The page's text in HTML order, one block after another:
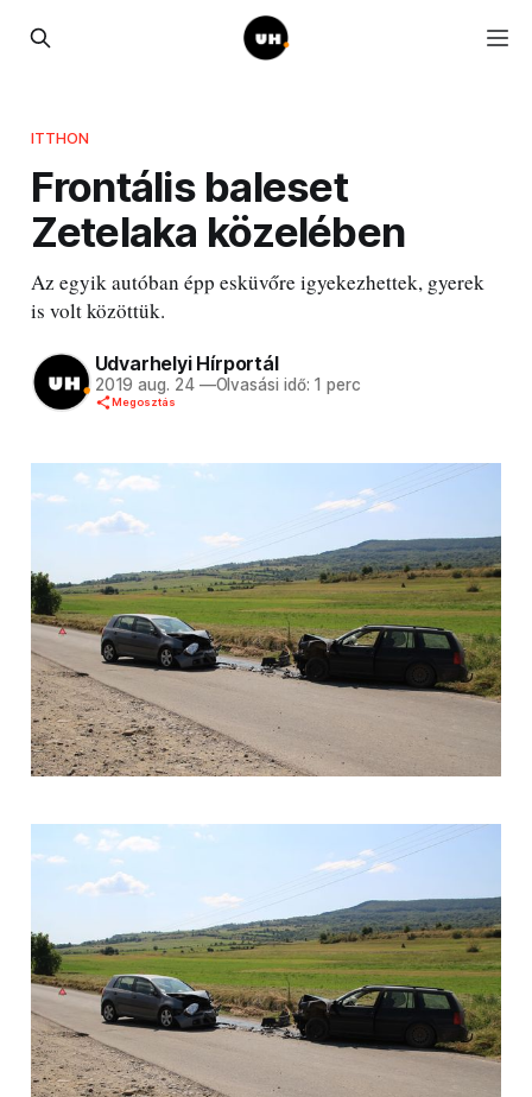
ITTHON
Frontális baleset
Zetelaka közelében
Az egyik autóban épp esküvőre igyekezhettek, gyerek
is volt közöttük.
Udvarhelyi Hírportál
2019 aug. 24 —Olvasási idő: 1 perc
Megosztás